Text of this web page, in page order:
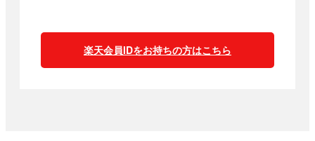
楽天会員IDをお持ちの方はこちら